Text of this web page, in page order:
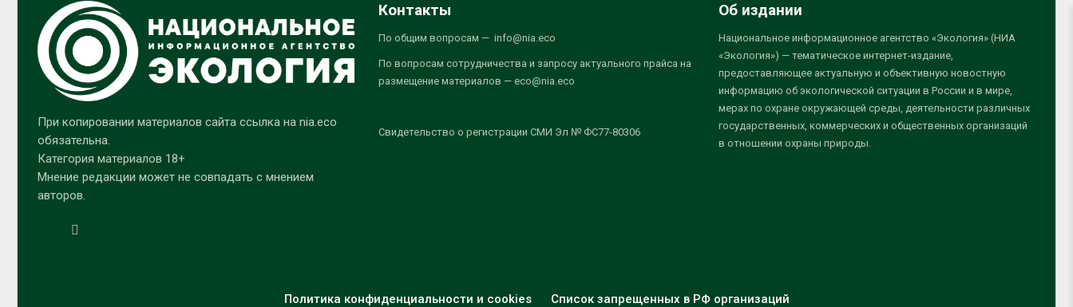
При копировании материалов сайта ссылка на nia.eco
обязательна.
Категория материалов 18+
Мнение редакции может не совпадать с мнением
авторов.
Контакты
По общим вопросам — info@nia.eco
По вопросам сотрудничества и запросу актуального прайса на
размещение материалов — eco@nia.eco
Свидетельство о регистрации СМИ Эл № ФС77-80306
Об издании
Национальное информационное агентство «Экология» (НИА
«Экология») — тематическое интернет-издание,
предоставляющее актуальную и объективную новостную
информацию об экологической ситуации в России и в мире,
мерах по охране окружающей среды, деятельности различных
государственных, коммерческих и общественных организаций
в отношении охраны природы.
Политика конфиденциальности и cookies Список запрещенных в РФ организаций